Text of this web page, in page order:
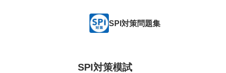
SPI対策問題集
SPI対策模試